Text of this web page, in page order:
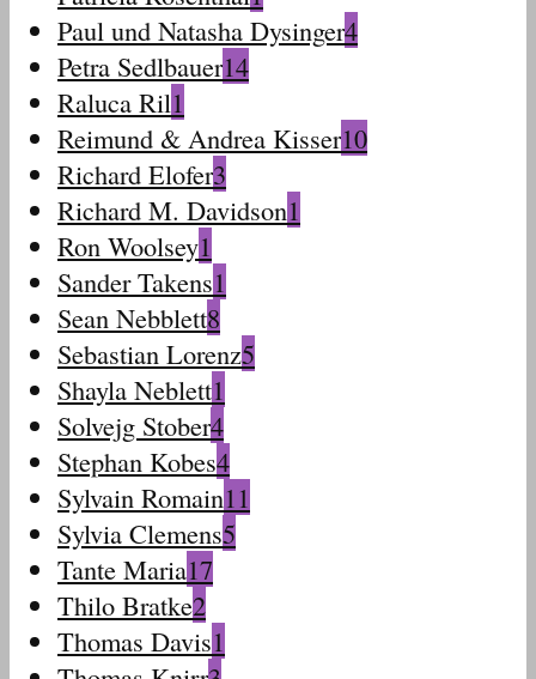
Paul und Natasha Dysinger4
Petra Sedlbauer14
Raluca Ril1
Reimund & Andrea Kisser10
Richard Elofer3
Richard M. Davidson1
Ron Woolsey1
Sander Takens1
Sean Nebblett8
Sebastian Lorenz5
Shayla Neblett1
Solvejg Stober4
Stephan Kobes4
Sylvain Romain11
Sylvia Clemens5
Tante Maria17
Thilo Bratke2
Thomas Davis1